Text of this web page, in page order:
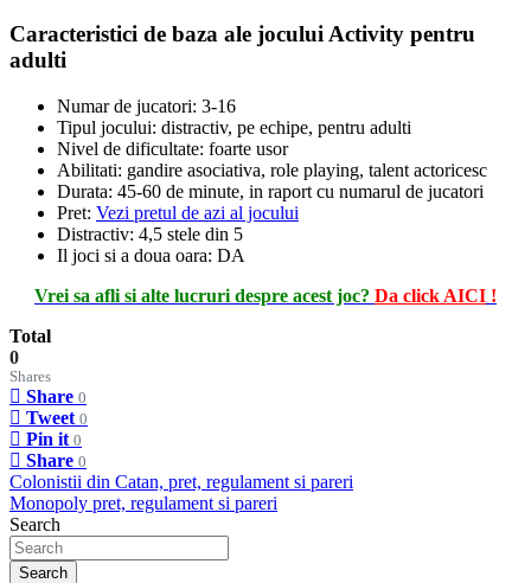
Caracteristici de baza ale jocului Activity pentru
adulti
Numar de jucatori: 3-16
Tipul jocului: distractiv, pe echipe, pentru adulti
Nivel de dificultate: foarte usor
Abilitati: gandire asociativa, role playing, talent actoricesc
Durata: 45-60 de minute, in raport cu numarul de jucatori
Pret: Vezi pretul de azi al jocului
Distractiv: 4,5 stele din 5
Il joci si a doua oara: DA
Vrei sa afli si alte lucruri despre acest joc? Da click AICI !
Total
0
Shares
Share 0
Tweet 0
Pin it 0
Share 0
Navigare
în
articole
Colonistii din Catan, pret, regulament si pareri
Monopoly pret, regulament si pareri
Search
Search